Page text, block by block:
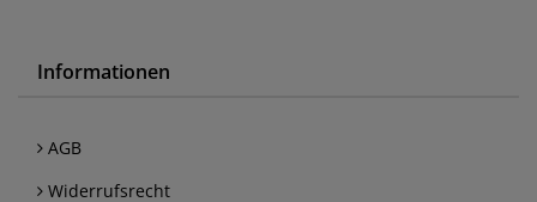
Informationen
AGB
Widerrufsrecht